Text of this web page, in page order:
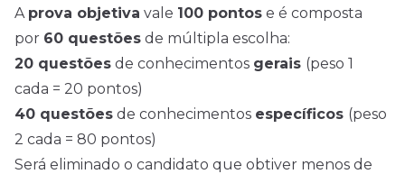
A prova objetiva vale 100 pontos e é composta
por 60 questões de múltipla escolha:
20 questões de conhecimentos gerais (peso 1
cada = 20 pontos)
40 questões de conhecimentos específicos (peso
2 cada = 80 pontos)
Será eliminado o candidato que obtiver menos de